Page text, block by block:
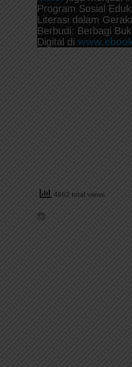
Program Sosial
Literasi dalam
Berbudi: Berbagi
Digital di
4662 total views